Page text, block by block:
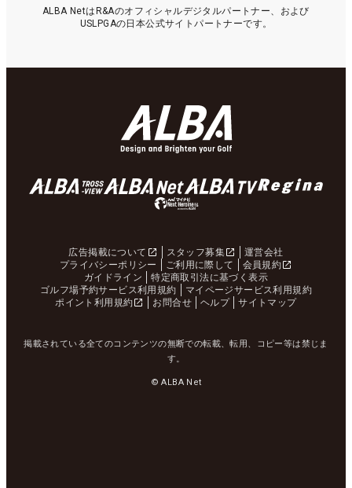
ALBA NetはR&Aのオフィシャルデジタルパートナー、および
USLPGAの日本公式サイトパートナーです。
広告掲載について スタッフ募集
運営会社
プライバシーポリシー
ご利用に際して
会員規約
ガイドライン
特定商取引法に基づく表示
ゴルフ場予約サービス利用規約
マイページサービス利用規約
ポイント利用規約
お問合せ ヘルプ サイトマップ
掲載されている全てのコンテンツの無断での転載、転用、コピー等は禁じま
す。
© ALBA Net